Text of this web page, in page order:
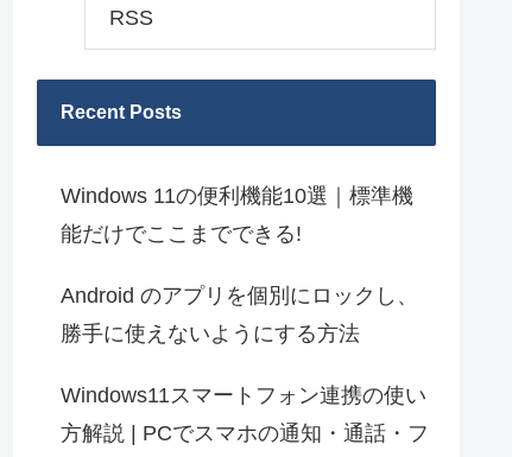
RSS
Recent Posts
Windows 11の便利機能10選｜標準機
能だけでここまでできる!
Android のアプリを個別にロックし、
勝手に使えないようにする方法
Windows11スマートフォン連携の使い
方解説 | PCでスマホの通知・通話・フ